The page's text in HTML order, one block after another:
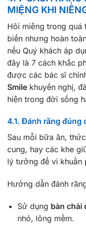
MIỆNG KHI
Hôi miệng trong quá
biến nhưng hoàn
nếu Quý khách áp
đây là 7 cách khắc
được các bác sĩ
Smile khuyến nghị,
hiện trong đời sống
4.1. Đánh răng đúng
Sau mỗi bữa ăn,
cung, hay các khe
lý tưởng để vi khuẩn
Hướng dẫn đánh
Sử dụng bàn chải
nhỏ, lông mềm.